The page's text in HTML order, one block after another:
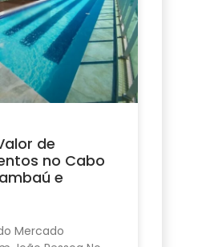
de
no Cabo
e
Mercado